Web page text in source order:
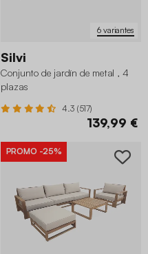
6 variantes
Silvi
Conjunto de jardín de metal , 4
plazas
4.3 (517)
139,99 €
PROMO -25%